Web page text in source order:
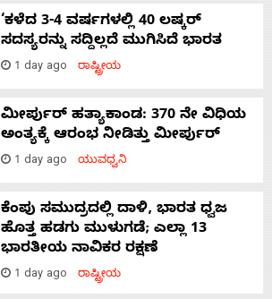
‘ಕಳೆದ 3-4 ವರ್ಷಗಳಲ್ಲಿ 40 ಲಷ್ಕರ್
ಸದಸ್ಯರನ್ನು ಸದ್ದಿಲ್ಲದೆ ಮುಗಿಸಿದೆ ಭಾರತ
1 day ago ರಾಷ್ಟ್ರೀಯ
ಮೀರ್ಪುರ್ ಹತ್ಯಾಕಾಂಡ: 370 ನೇ ವಿಧಿಯ
ಅಂತ್ಯಕ್ಕೆ ಆರಂಭ ನೀಡಿತ್ತು ಮೀರ್ಪುರ್
1 day ago ಯುವಧ್ವನಿ
ಕೆಂಪು ಸಮುದ್ರದಲ್ಲಿ ದಾಳಿ, ಭಾರತ ಧ್ವಜ
ಹೊತ್ತ ಹಡಗು ಮುಳುಗಡೆ; ಎಲ್ಲಾ 13
ಭಾರತೀಯ ನಾವಿಕರ ರಕ್ಷಣೆ
1 day ago ರಾಷ್ಟ್ರೀಯ